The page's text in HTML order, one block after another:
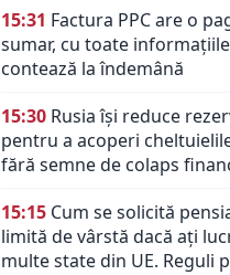
15:31 Factura PPC are o
sumar, cu toate
contează la îndemână
15:30 Rusia își reduce
pentru a acoperi
fără semne de colaps
15:15 Cum se solicită
limită de vârstă dacă ați
multe state din UE. Reguli